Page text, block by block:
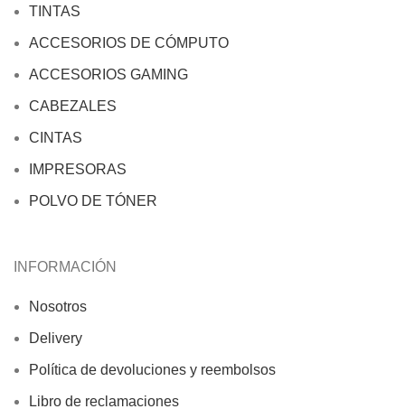
TINTAS
ACCESORIOS DE CÓMPUTO
ACCESORIOS GAMING
CABEZALES
CINTAS
IMPRESORAS
POLVO DE TÓNER
INFORMACIÓN
Nosotros
Delivery
Política de devoluciones y reembolsos
Libro de reclamaciones